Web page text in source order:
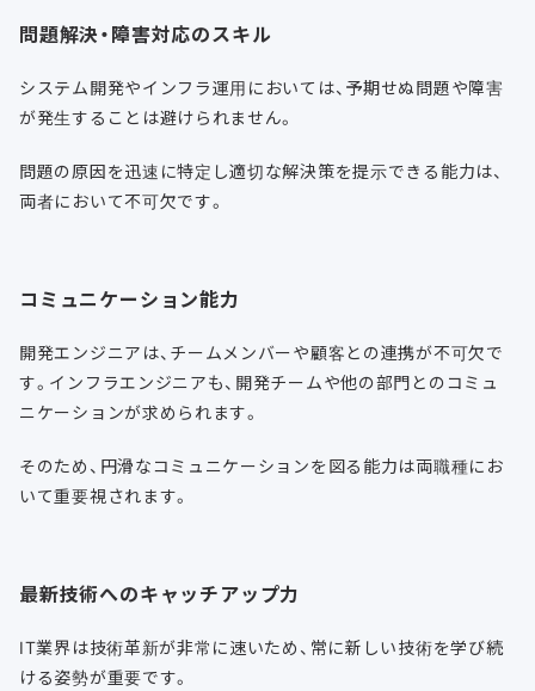
問題解決・障害対応のスキル
システム開発やインフラ運用においては、予期せぬ問題や障害
が発生することは避けられません。
問題の原因を迅速に特定し適切な解決策を提示できる能力は、
両者において不可欠です。
コミュニケーション能力
開発エンジニアは、チームメンバーや顧客との連携が不可欠で
す。インフラエンジニアも、開発チームや他の部門とのコミュ
ニケーションが求められます。
そのため、円滑なコミュニケーションを図る能力は両職種にお
いて重要視されます。
最新技術へのキャッチアップ力
IT業界は技術革新が非常に速いため、常に新しい技術を学び続
ける姿勢が重要です。